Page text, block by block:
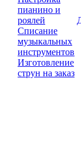
пианино и
роялей
Списание
музыкальных
инструментов
Изготовление
струн на заказ